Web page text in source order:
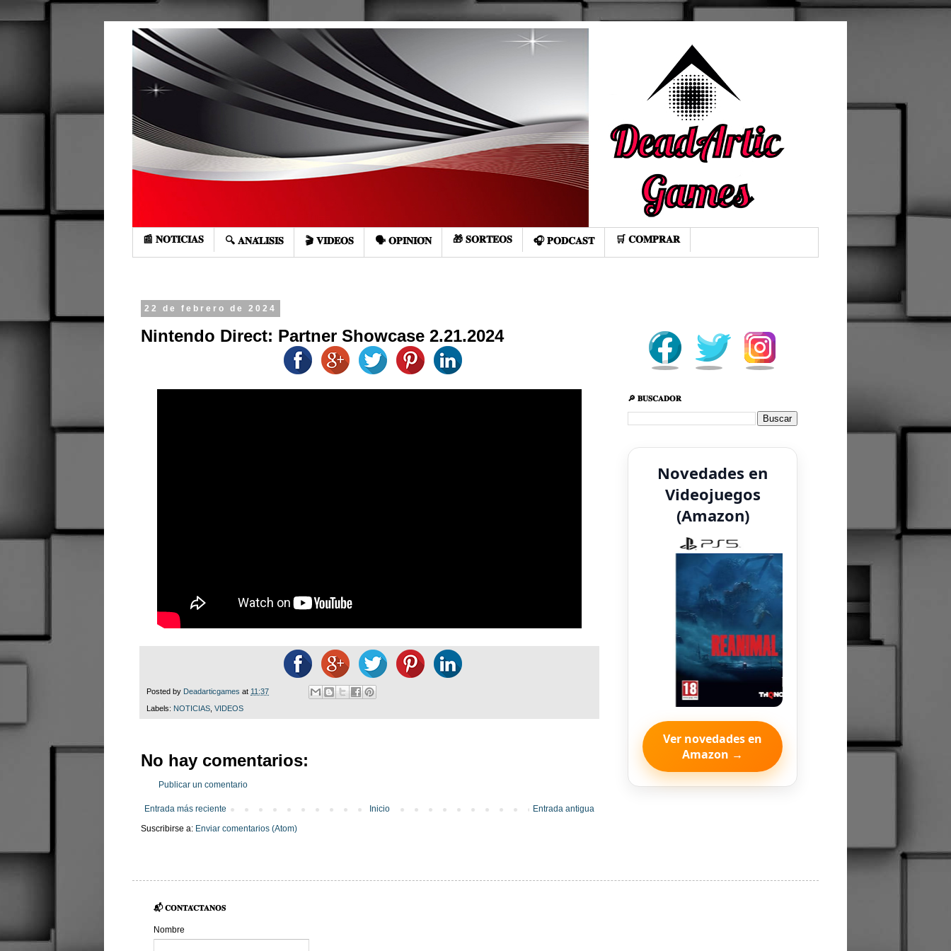
📰 𝐍𝐎𝐓𝐈𝐂𝐈𝐀𝐒 🔍 𝐀𝐍𝐀́𝐋𝐈𝐒𝐈𝐒 🎬 𝐕𝐈𝐃𝐄𝐎𝐒 🗣️ 𝐎𝐏𝐈𝐍𝐈𝐎́𝐍 🎁 𝐒𝐎𝐑𝐓𝐄𝐎𝐒 🎧 𝐏𝐎𝐃𝐂𝐀𝐒𝐓 🛒 𝐂𝐎𝐌𝐏𝐑𝐀𝐑
22 de febrero de 2024
Nintendo Direct: Partner Showcase 2.21.2024
Posted by Deadarticgames at 11:37
Labels: NOTICIAS VIDEOS
No hay comentarios:
Publicar un comentario
Entrada más reciente Entrada antigua
Inicio
Suscribirse a: Enviar comentarios (Atom)
🔎 𝐁𝐔𝐒𝐂𝐀𝐃𝐎𝐑
Novedades en
Videojuegos
(Amazon)
Ver novedades en
Amazon →
📬 𝐂𝐎𝐍𝐓𝐀́𝐂𝐓𝐀𝐍𝐎𝐒
Nombre